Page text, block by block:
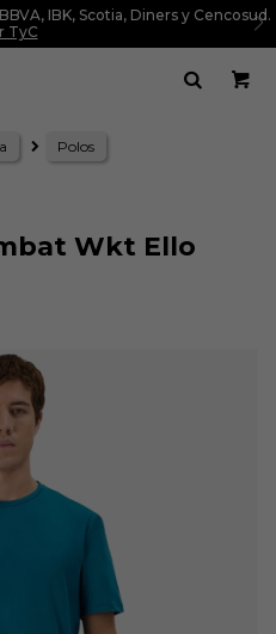
IBK, Scotia, Diners y Cencosud.
TyC
Polos
Wkt Ello